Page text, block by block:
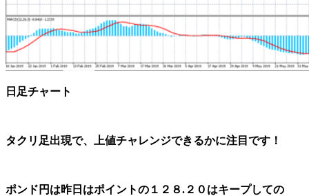
日足チャート
タクリ足出現で、上値チャレンジできるかに注目です！
ポンド円は昨日はポイントの１２８.２０はキープしての